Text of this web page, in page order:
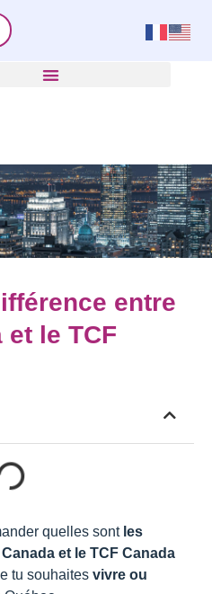
entre
et le TCF
quelles sont les
et le TCF Canada
tu souhaites vivre ou